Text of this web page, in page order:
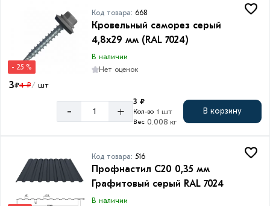
- 25 %
Код товара: 668
Кровельный саморез серый
4,8х29 мм (RAL 7024)
В наличии
Нет оценок
3₽4 ₽/ шт
- +
3 ₽
Кол-во 1 шт
Вес 0.008 кг
В корзину
Код товара: 516
Профнастил С20 0,35 мм
Графитовый серый RAL 7024
В наличии